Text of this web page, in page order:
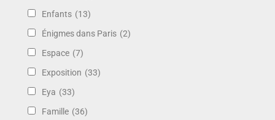
Enfants (13)
Énigmes dans Paris (2)
Espace (7)
Exposition (33)
Eya (33)
Famille (36)